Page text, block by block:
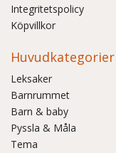
Integritetspolicy
Köpvillkor
Huvudkategorier
Leksaker
Barnrummet
Barn & baby
Pyssla & Måla
Tema